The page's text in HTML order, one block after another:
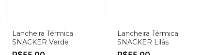
Lancheira Térmica
SNACKER Verde
Lancheira Térmica
SNACKER Lilás